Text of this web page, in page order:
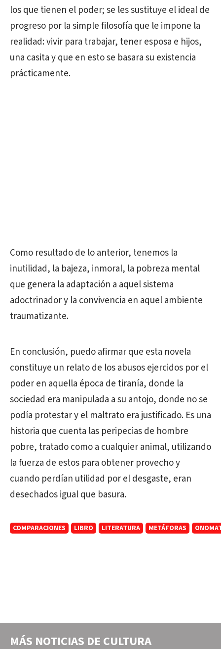
los que tienen el poder; se les sustituye el ideal de
progreso por la simple filosofía que le impone la
realidad: vivir para trabajar, tener esposa e hijos,
una casita y que en esto se basara su existencia
prácticamente.
Como resultado de lo anterior, tenemos la
inutilidad, la bajeza, inmoral, la pobreza mental
que genera la adaptación a aquel sistema
adoctrinador y la convivencia en aquel ambiente
traumatizante.
En conclusión, puedo afirmar que esta novela
constituye un relato de los abusos ejercidos por el
poder en aquella época de tiranía, donde la
sociedad era manipulada a su antojo, donde no se
podía protestar y el maltrato era justificado. Es una
historia que cuenta las peripecias de hombre
pobre, tratado como a cualquier animal, utilizando
la fuerza de estos para obtener provecho y
cuando perdían utilidad por el desgaste, eran
desechados igual que basura.
COMPARACIONES LIBRO LITERATURA METÁFORAS
MÁS NOTICIAS DE CULTURA